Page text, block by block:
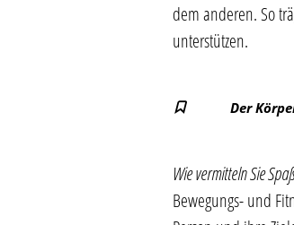
dem anderen. So
unterstützen.
Der
Wie vermitteln Sie
Bewegungs- und